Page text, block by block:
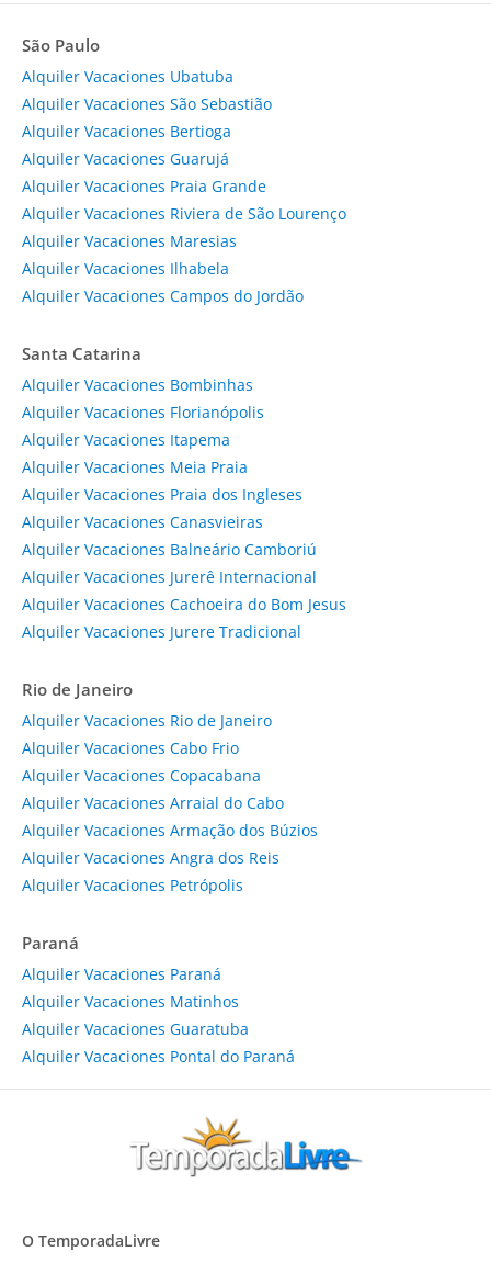
São Paulo
Alquiler Vacaciones Ubatuba
Alquiler Vacaciones São Sebastião
Alquiler Vacaciones Bertioga
Alquiler Vacaciones Guarujá
Alquiler Vacaciones Praia Grande
Alquiler Vacaciones Riviera de São Lourenço
Alquiler Vacaciones Maresias
Alquiler Vacaciones Ilhabela
Alquiler Vacaciones Campos do Jordão
Santa Catarina
Alquiler Vacaciones Bombinhas
Alquiler Vacaciones Florianópolis
Alquiler Vacaciones Itapema
Alquiler Vacaciones Meia Praia
Alquiler Vacaciones Praia dos Ingleses
Alquiler Vacaciones Canasvieiras
Alquiler Vacaciones Balneário Camboriú
Alquiler Vacaciones Jurerê Internacional
Alquiler Vacaciones Cachoeira do Bom Jesus
Alquiler Vacaciones Jurere Tradicional
Rio de Janeiro
Alquiler Vacaciones Rio de Janeiro
Alquiler Vacaciones Cabo Frio
Alquiler Vacaciones Copacabana
Alquiler Vacaciones Arraial do Cabo
Alquiler Vacaciones Armação dos Búzios
Alquiler Vacaciones Angra dos Reis
Alquiler Vacaciones Petrópolis
Paraná
Alquiler Vacaciones Paraná
Alquiler Vacaciones Matinhos
Alquiler Vacaciones Guaratuba
Alquiler Vacaciones Pontal do Paraná
O TemporadaLivre